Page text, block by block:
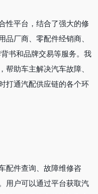
性平台，结合了强大的修
厂商、零配件经销商、
书和品牌交易等服务。我
助车主解决汽车故障、
打通汽配供应链的各个环
配件查询、故障维修咨
用户可以通过平台获取汽